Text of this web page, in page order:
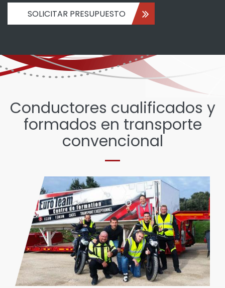
SOLICITAR PRESUPUESTO
Conductores cualificados y
formados en transporte
convencional